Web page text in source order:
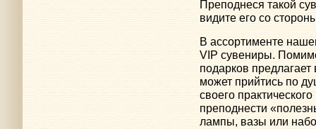
Преподнеся такой
видите его со
В ассортименте
VIP сувениры.
подарков
может прийтись по
своего
преподнести
лампы, вазы или